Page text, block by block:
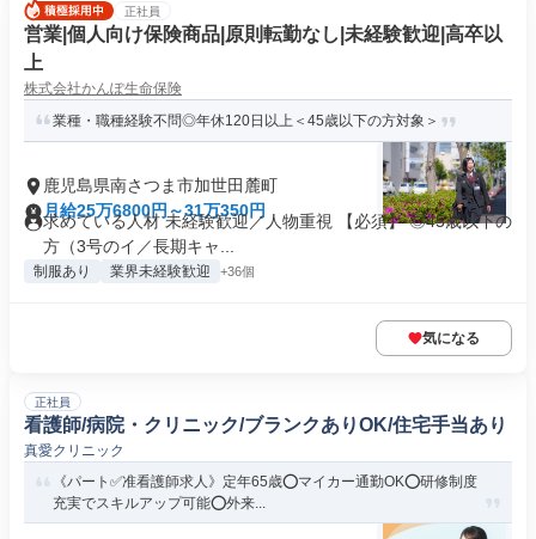
正社員
営業|個人向け保険商品|原則転勤なし|未経験歓迎|高卒以
上
株式会社かんぽ生命保険
業種・職種経験不問◎年休120日以上＜45歳以下の方対象＞
鹿児島県南さつま市加世田麓町
月給25万6800円～31万350円
求めている人材 未経験歓迎／人物重視 【必須】 ◎45歳以下の
方（3号のイ／長期キャ...
制服あり 業界未経験歓迎 +36個
気になる
正社員
看護師/病院・クリニック/ブランクありOK/住宅手当あり
真愛クリニック
《パート✅准看護師求人》定年65歳⭕マイカー通勤OK⭕研修制度
充実でスキルアップ可能⭕外来...